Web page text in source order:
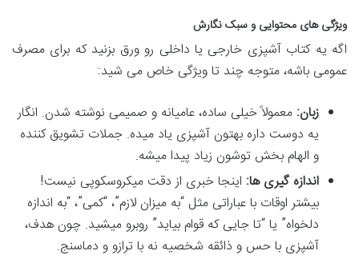
ویژگی های محتوایی و سبک نگارش
اگه یه کتاب آشپزی خارجی یا داخلی رو ورق بزنید که برای مصرف
عمومی باشه، متوجه چند تا ویژگی خاص می شید:
زبان: معمولاً خیلی ساده، عامیانه و صمیمی نوشته شدن. انگار
یه دوست داره بهتون آشپزی یاد میده. جملات تشویق کننده
و الهام بخش توشون زیاد پیدا میشه.
اندازه گیری ها: اینجا خبری از دقت میکروسکوپی نیست!
بیشتر اوقات با عباراتی مثل “به میزان لازم”، “کمی”، “به اندازه
دلخواه” یا “تا جایی که قوام بیاید” روبرو میشید. چون هدف،
آشپزی با حس و ذائقه شخصیه نه با ترازو و دماسنج.